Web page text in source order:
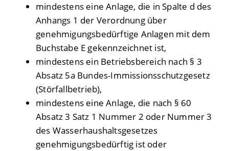
mindestens eine Anlage, die in Spalte d des
Anhangs 1 der Verordnung über
genehmigungsbedürftige Anlagen mit dem
Buchstabe E gekennzeichnet ist,
mindestens ein Betriebsbereich nach § 3
Absatz 5a Bundes-Immissionsschutzgesetz
(Störfallbetrieb),
mindestens eine Anlage, die nach § 60
Absatz 3 Satz 1 Nummer 2 oder Nummer 3
des Wasserhaushaltsgesetzes
genehmigungsbedürftig ist oder